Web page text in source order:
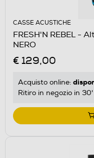
CASSE ACUSTICHE
FRESH'N REBEL -
NERO
€ 129,00
Acquisto online:
Ritiro in negozio in